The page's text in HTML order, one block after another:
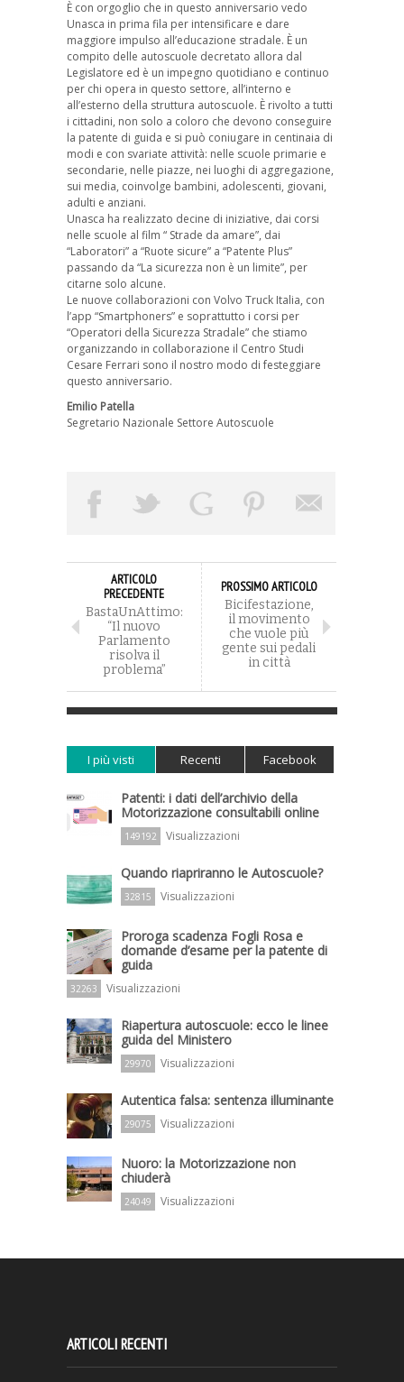
È con orgoglio che in questo anniversario vedo
Unasca in prima fila per intensificare e dare
maggiore impulso all’educazione stradale. È un
compito delle autoscuole decretato allora dal
Legislatore ed è un impegno quotidiano e continuo
per chi opera in questo settore, all’interno e
all’esterno della struttura autoscuole. È rivolto a tutti
i cittadini, non solo a coloro che devono conseguire
la patente di guida e si può coniugare in centinaia di
modi e con svariate attività: nelle scuole primarie e
secondarie, nelle piazze, nei luoghi di aggregazione,
sui media, coinvolge bambini, adolescenti, giovani,
adulti e anziani.
Unasca ha realizzato decine di iniziative, dai corsi
nelle scuole al film “ Strade da amare”, dai
“Laboratori” a “Ruote sicure” a “Patente Plus”
passando da “La sicurezza non è un limite”, per
citarne solo alcune.
Le nuove collaborazioni con Volvo Truck Italia, con
l’app “Smartphoners” e soprattutto i corsi per
“Operatori della Sicurezza Stradale” che stiamo
organizzando in collaborazione il Centro Studi
Cesare Ferrari sono il nostro modo di festeggiare
questo anniversario.
Emilio Patella
Segretario Nazionale Settore Autoscuole
ARTICOLO
PRECEDENTE
BastaUnAttimo:
“Il nuovo
Parlamento
risolva il
problema”
PROSSIMO ARTICOLO
Bicifestazione,
il movimento
che vuole più
gente sui pedali
in città
I più visti Recenti Facebook
Patenti: i dati dell’archivio della
Motorizzazione consultabili online
149192 Visualizzazioni
Quando riapriranno le Autoscuole?
32815 Visualizzazioni
Proroga scadenza Fogli Rosa e
domande d’esame per la patente di
guida
32263 Visualizzazioni
Riapertura autoscuole: ecco le linee
guida del Ministero
29970 Visualizzazioni
Autentica falsa: sentenza illuminante
29075 Visualizzazioni
Nuoro: la Motorizzazione non
chiuderà
24049 Visualizzazioni
ARTICOLI RECENTI